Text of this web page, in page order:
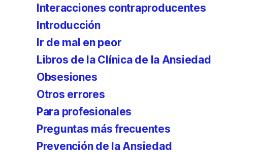
Interacciones contraproducentes
Introducción
Ir de mal en peor
Libros de la Clínica de la Ansiedad
Obsesiones
Otros errores
Para profesionales
Preguntas más frecuentes
Prevención de la Ansiedad